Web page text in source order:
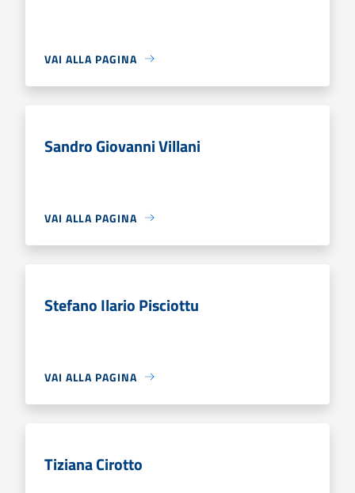
VAI ALLA PAGINA
Sandro Giovanni Villani
VAI ALLA PAGINA
Stefano Ilario Pisciottu
VAI ALLA PAGINA
Tiziana Cirotto